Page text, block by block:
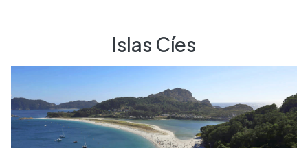
Islas Cíes